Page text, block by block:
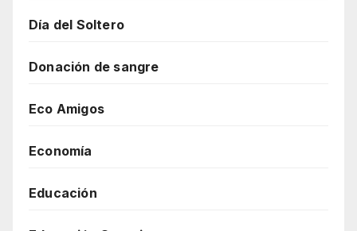
Día del Soltero
Donación de sangre
Eco Amigos
Economía
Educación